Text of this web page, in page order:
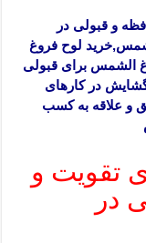
و قبولی در
لوح فروغ
الشمس برای قبولی
در کارهای
و علاقه به کسب
تقویت و
در